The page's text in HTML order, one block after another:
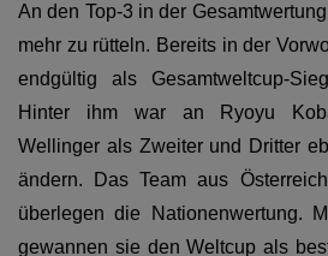
An den Top-3 in der
mehr zu rütteln. Bereits in der
endgültig als Gesamtweltcup-
Hinter ihm war an Ryoyu
Wellinger als Zweiter und Dritter
ändern. Das Team aus
überlegen die Nationenwertung.
gewannen sie den Weltcup als